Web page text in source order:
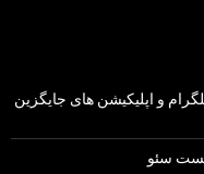
و اپلیکیشن های جایگزین
سئو